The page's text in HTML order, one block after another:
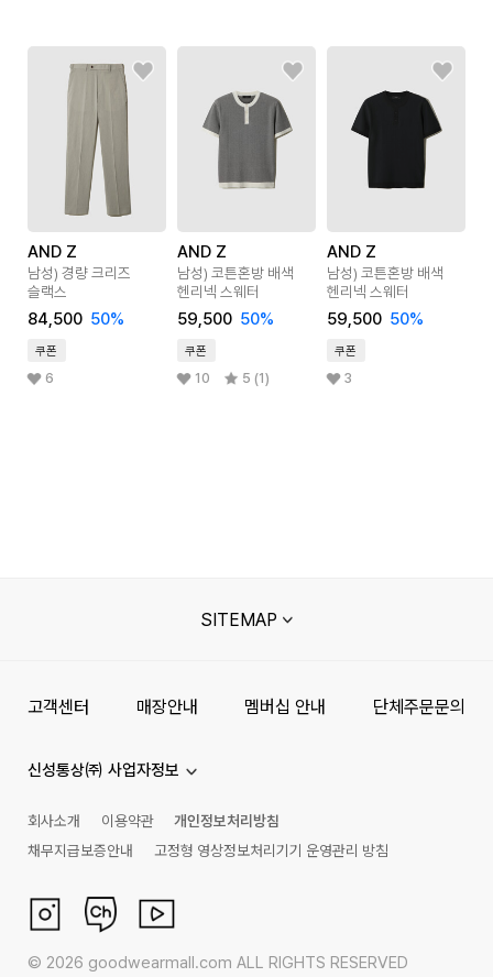
AND Z
남성) 경량 크리즈
슬랙스
84,500 50%
쿠폰
6
AND Z
남성) 코튼혼방 배색
헨리넥 스웨터
59,500 50%
쿠폰
10 5 (1)
AND Z
남성) 코튼혼방 배색
헨리넥 스웨터
59,500 50%
쿠폰
3
SITEMAP
고객센터 매장안내 멤버십 안내 단체주문문의
신성통상㈜ 사업자정보
회사소개 이용약관
개인정보처리방침
채무지급보증안내
고정형 영상정보처리기기 운영관리 방침
© 2026 goodwearmall.com ALL RIGHTS RESERVED